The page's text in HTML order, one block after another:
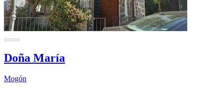
Doña María
Mogón